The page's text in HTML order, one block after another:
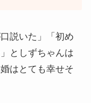
説いた」「初め
としずちゃんは
はとても幸せそ